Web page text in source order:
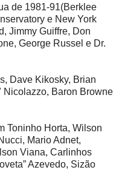
de 1981-91(Berklee
e New York
Jimmy Guiffre, Don
George Russel e Dr.
Dave Kikosky, Brian
Nicolazzo, Baron Browne
Toninho Horta, Wilson
Mario Adnet,
Viana, Carlinhos
Azevedo, Sizão